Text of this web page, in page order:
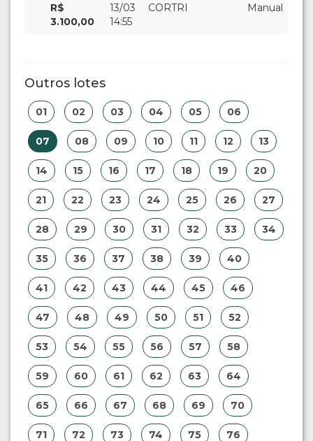
R$
3.100,00
13/03
14:55
CORTRI Manual
Outros lotes
01 02 03 04 05 06
07 08 09 10 11 12 13
14 15 16 17 18 19 20
21 22 23 24 25 26 27
28 29 30 31 32 33 34
35 36 37 38 39 40
41 42 43 44 45 46
47 48 49 50 51 52
53 54 55 56 57 58
59 60 61 62 63 64
65 66 67 68 69 70
71 72 73 74 75 76